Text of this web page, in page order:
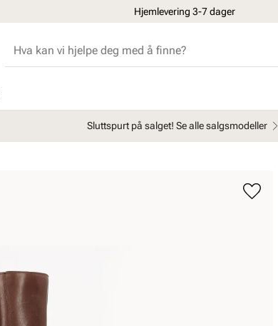
Hjemlevering 3-7 dager
Sluttspurt på salget! Se alle salgsmodeller